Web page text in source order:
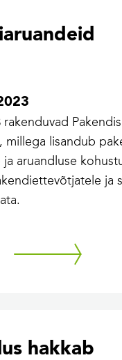
rakenduvad
millega lisandub
ja aruandluse
ja
hakkab